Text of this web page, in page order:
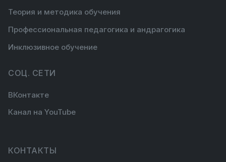
Теория и методика обучения
Профессиональная педагогика и андрагогика
Инклюзивное обучение
СОЦ. СЕТИ
ВКонтакте
Канал на YouTube
КОНТАКТЫ